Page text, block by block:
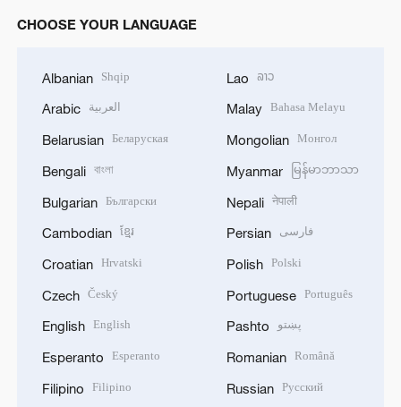
CHOOSE YOUR LANGUAGE
Albanian Shqip
Arabic العربية
Belarusian Беларуская
Bengali বাংলা
Bulgarian Български
Cambodian ខ្មែរ
Croatian Hrvatski
Czech Český
English English
Esperanto Esperanto
Filipino Filipino
Lao ລາວ
Malay Bahasa Melayu
Mongolian Монгол
Myanmar မြန်မာဘာသာ
Nepali नेपाली
Persian فارسی
Polish Polski
Portuguese Português
Pashto پښتو
Romanian Română
Russian Русский